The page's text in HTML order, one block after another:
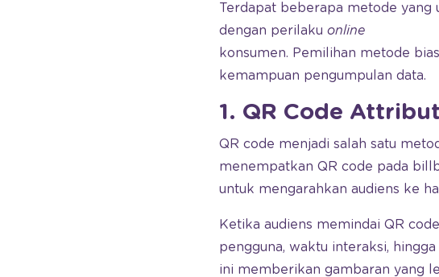
Terdapat beberapa metode yang
dengan perilaku online
konsumen. Pemilihan metode
kemampuan pengumpulan data.
1. QR Code
QR code menjadi salah satu
menempatkan QR code pada
untuk mengarahkan audiens ke
Ketika audiens memindai QR
pengguna, waktu interaksi,
ini memberikan gambaran yang